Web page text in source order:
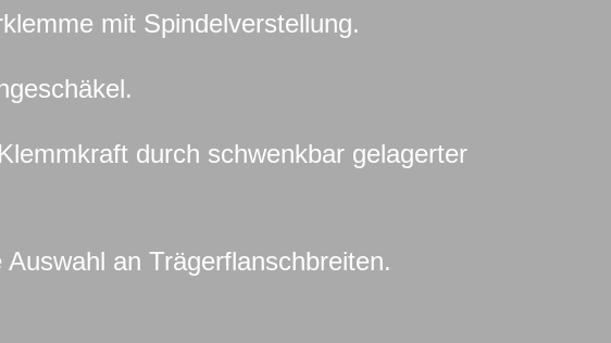
mit Spindelverstellung.
durch schwenkbar gelagerter
Auswahl an Trägerflanschbreiten.